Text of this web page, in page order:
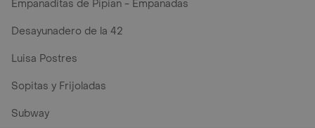
Empanaditas de Pipian - Empanadas
Desayunadero de la 42
Luisa Postres
Sopitas y Frijoladas
Subway